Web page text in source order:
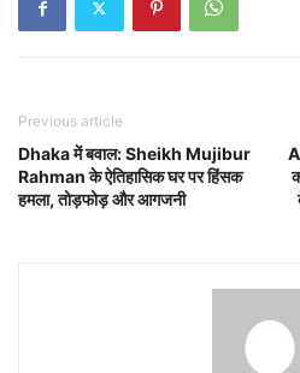
Previous article
Dhaka में बवाल: Sheikh Mujibur
Rahman के ऐतिहासिक घर पर हिंसक
हमला, तोड़फोड़ और आगजनी